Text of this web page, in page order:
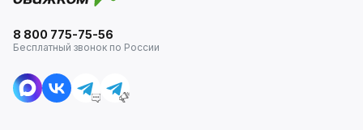
8 800 775-75-56
Бесплатный звонок по России